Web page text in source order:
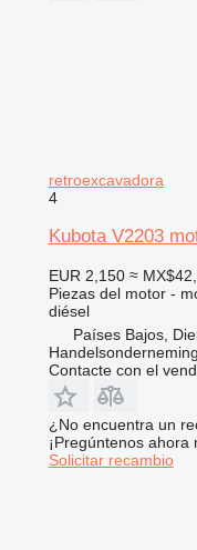
retroexcavadora
4
Kubota V2203
EUR 2,150 ≈
Piezas del motor -
diésel
Países Bajos,
Contacte con el
¿No encuentra un
¡Pregúntenos ahora
Solicitar recambio